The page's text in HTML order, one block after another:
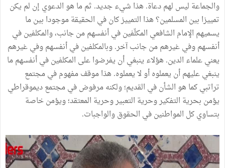
والجماعة ليس لهم دعاة. هذا شيء جديد. ثم ما هو الدعوي إن لم يكن
تمييزا بين المسلمين؟ هذا التمييز كان في الحقيقة موجودا بين ما
يسميهم الإمام الشافعي المكلّفين في أنفسهم من جانب، والمكلفين في
أنفسهم وفي غيرهم من جانب آخر. وبالمكلفين في أنفسهم وفي غيرهم
يعني علماء الدين. هؤلاء ينبغي أن يفرضوا على المكلفين في أنفسهم ما
ينبغي عليهم أن يعملوه أو لا يعملوه. هذا موقف مفهوم في مجتمع
تراتبي كما هو الشأن في القديم؛ ولكنه مرفوض في مجتمع ديموقراطي
يؤمن بحرية التفكير وحرية التعبير وحرية المعتقد؛ ويؤمن خاصة
بتساوي كل المواطنين في الحقوق والواجبات.